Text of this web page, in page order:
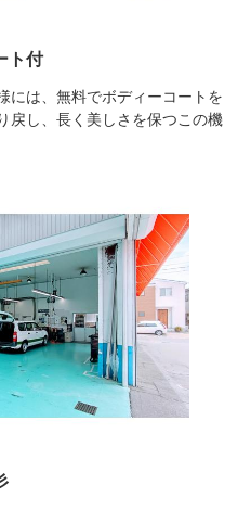
ト付
には、無料でボディーコートを
戻し、長く美しさを保つこの機